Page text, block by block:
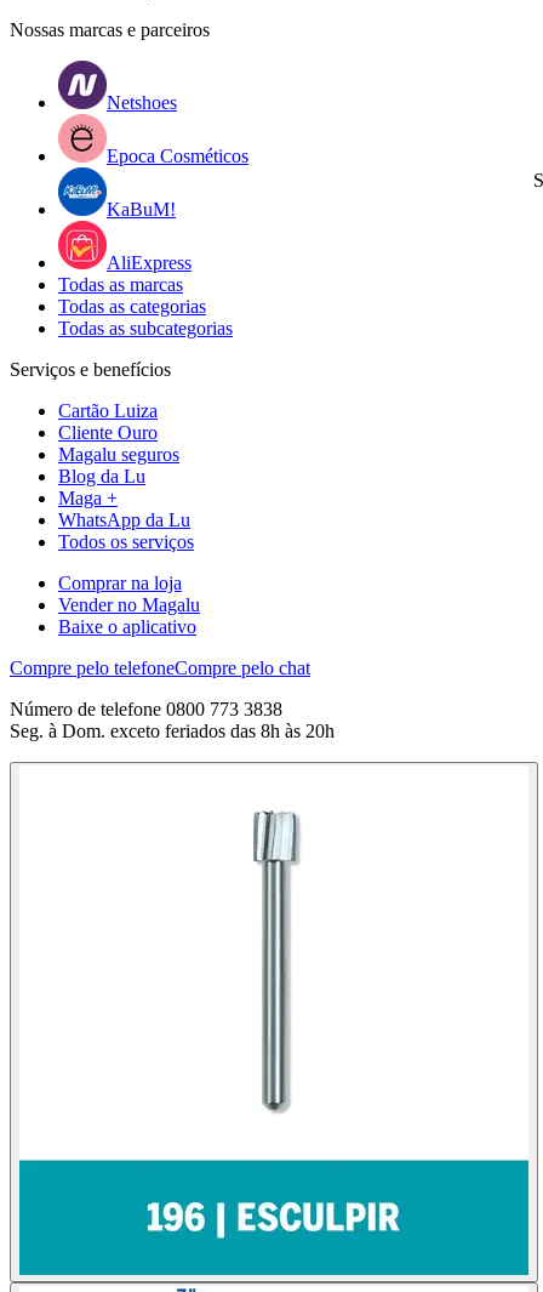
Nossas marcas e parceiros
Netshoes
Epoca Cosméticos
KaBuM!
AliExpress
Todas as marcas
Todas as categorias
Todas as subcategorias
Serviços e benefícios
Cartão Luiza
Cliente Ouro
Magalu seguros
Blog da Lu
Maga +
WhatsApp da Lu
Todos os serviços
Comprar na loja
Vender no Magalu
Baixe o aplicativo
Compre pelo telefoneCompre pelo chat
Número de telefone 0800 773 3838
Seg. à Dom. exceto feriados das 8h às 20h